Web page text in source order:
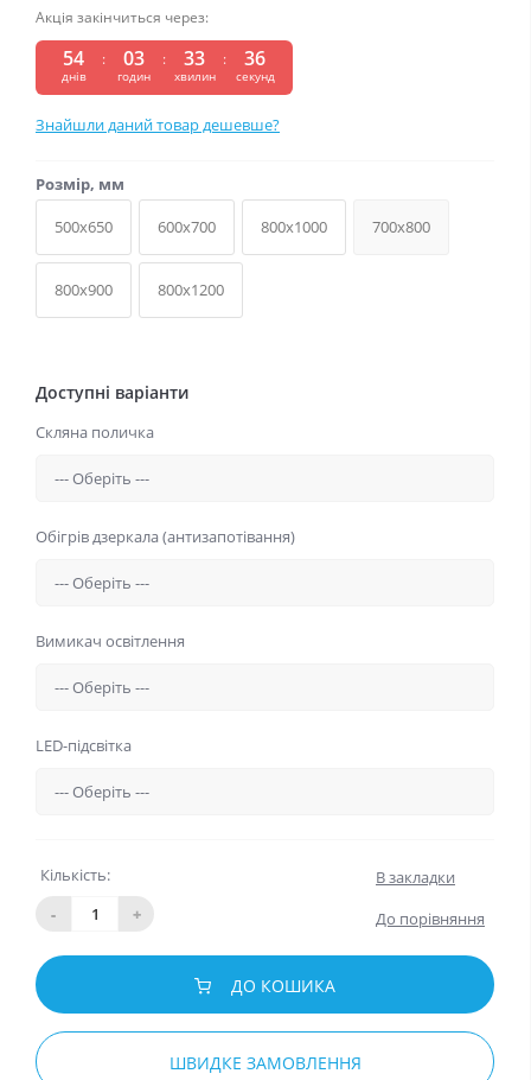
Акція закінчиться через:
54
днів
: 03
годин
: 33
хвилин
: 36
секунд
Знайшли даний товар дешевше?
Розмір, мм
500x650
600x700 800x1000 700x800
800x900 800x1200
Доступні варіанти
Скляна поличка
Обігрів дзеркала (антизапотівання)
Вимикач освітлення
LED-підсвітка
Кількість:
-
+
В закладки
До порівняння
ДО КОШИКА
ШВИДКЕ ЗАМОВЛЕННЯ